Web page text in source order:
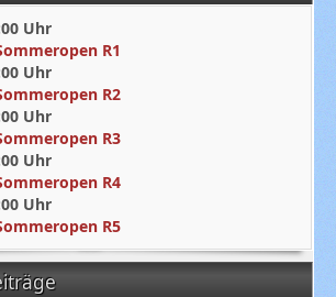
Uhr
R1
Uhr
R2
Uhr
R3
Uhr
R4
Uhr
R5